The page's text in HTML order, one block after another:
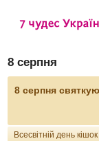
8 серпня
8 серпня
Всесвітній день кішок